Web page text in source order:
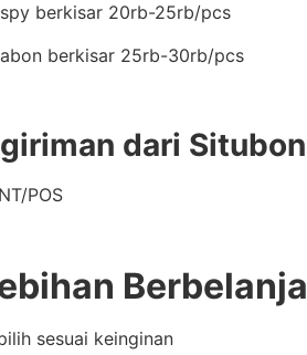
berkisar 20rb-25rb/pcs
berkisar 25rb-30rb/pcs
dari
POS
sesuai keinginan